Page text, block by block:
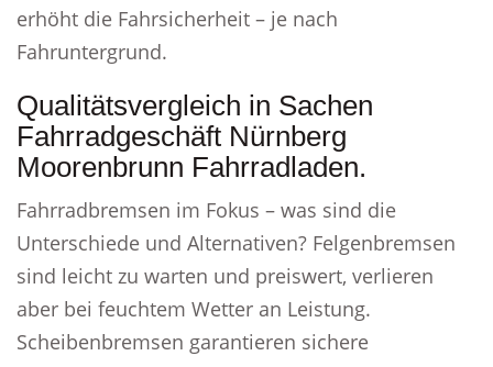
erhöht die Fahrsicherheit – je nach
Fahruntergrund.
Qualitätsvergleich in Sachen
Fahrradgeschäft Nürnberg
Moorenbrunn Fahrradladen.
Fahrradbremsen im Fokus – was sind die
Unterschiede und Alternativen? Felgenbremsen
sind leicht zu warten und preiswert, verlieren
aber bei feuchtem Wetter an Leistung.
Scheibenbremsen garantieren sichere